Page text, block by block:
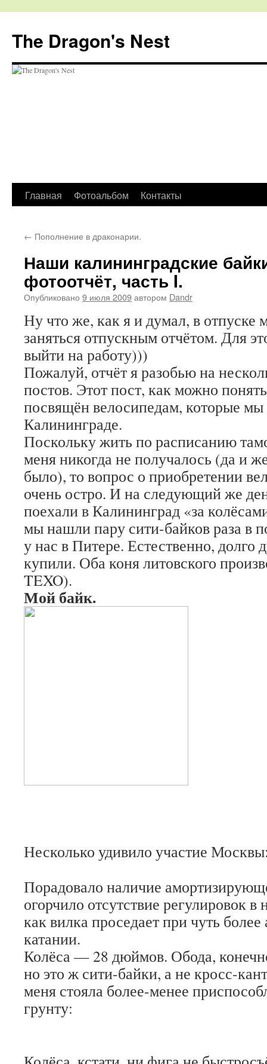
The Dragon's Nest
Перейти
содержимому
Главная Фотоальбом Контакты
← Пополнение в драконарии.
Наши калининградские
фотоотчёт, часть I.
Опубликовано 9 июля 2009автором Dandr
Ну что же, как я и думал, в отпуске
заняться отпускным отчётом. Для
выйти на работу)))
Пожалуй, отчёт я разобью на
постов. Этот пост, как можно
посвящён велосипедам, которые
Калининграде.
Поскольку жить по расписанию
меня никогда не получалось (да и
было), то вопрос о приобретении
очень остро. И на следующий же
поехали в Калининград «за
мы нашли пару сити-байков раза в
у нас в Питере. Естественно, долго
купили. Оба коня литовского
TEXO).
Мой байк.
Несколько удивило участие
Порадовало наличие
огорчило отсутствие регулировок
как вилка проседает при чуть
катании.
Колёса — 28 дюймов. Обода,
но это ж сити-байки, а не кросс-
меня стояла более-менее
грунту: